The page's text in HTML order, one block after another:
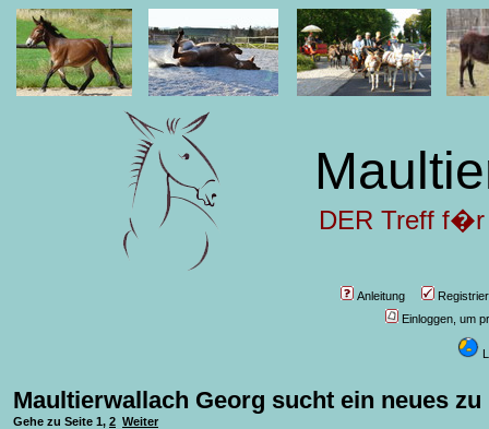
DER Treff f�r
Anleitung
Einloggen, um
Maultierwallach Georg sucht ein neues zu
Gehe zu Seite 1, 2 Weiter